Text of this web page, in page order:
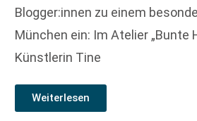
Blogger:innen zu einem
München ein: Im Atelier „Bunte
Künstlerin Tine
Weiterlesen